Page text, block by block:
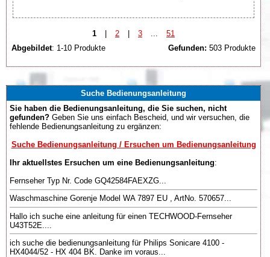
1 | 2 | 3
51
Abgebildet: 1-10 Produkte Gefunden: 503 Produkte
Suche Bedienungsanleitung
Sie haben die Bedienungsanleitung, die Sie suchen, nicht
gefunden? Geben Sie uns einfach Bescheid, und wir versuchen, die
fehlende Bedienungsanleitung zu ergänzen:
Suche Bedienungsanleitung / Ersuchen um Bedienungsanleitung
Ihr aktuellstes Ersuchen um eine Bedienungsanleitung:
Fernseher Typ Nr. Code GQ42584FAEXZG...
Waschmaschine Gorenje Model WA 7897 EU , ArtNo. 570657...
Hallo ich suche eine anleitung für einen TECHWOOD-Fernseher
U43T52E....
ich suche die bedienungsanleitung für Philips Sonicare 4100 -
HX4044/52 - HX 404 BK. Danke im voraus...